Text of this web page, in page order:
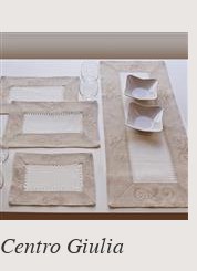
Centro Giulia